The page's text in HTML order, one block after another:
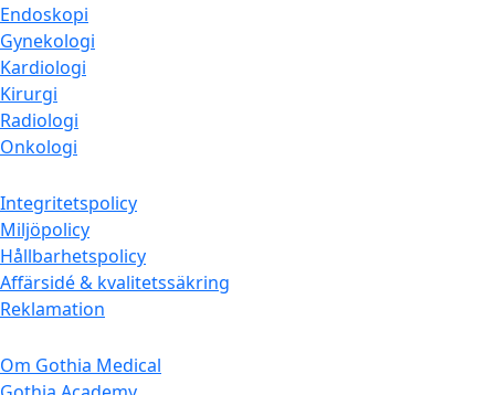
Endoskopi
Gynekologi
Kardiologi
Kirurgi
Radiologi
Onkologi
Integritetspolicy
Miljöpolicy
Hållbarhetspolicy
Affärsidé & kvalitetssäkring
Reklamation
Om Gothia Medical